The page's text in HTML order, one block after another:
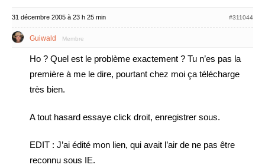
31 décembre 2005 à 23 h 25 min #311044
Guiwald Membre
Ho ? Quel est le problème exactement ? Tu n’es pas la
première à me le dire, pourtant chez moi ça télécharge
très bien.
A tout hasard essaye click droit, enregistrer sous.
EDIT : J’ai édité mon lien, qui avait l’air de ne pas être
reconnu sous IE.